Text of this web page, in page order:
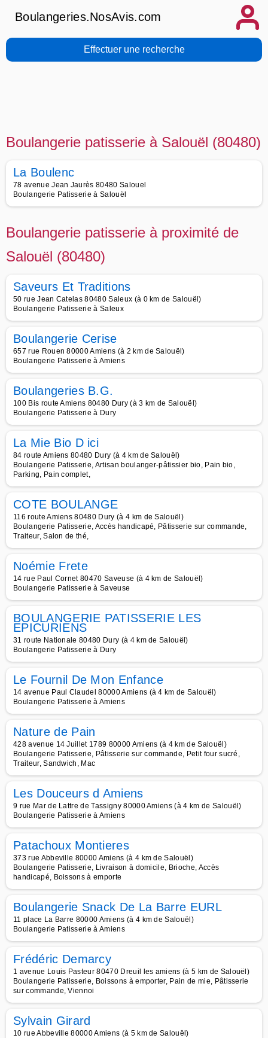
Boulangeries.NosAvis.com
Effectuer une recherche
Boulangerie patisserie à Salouël (80480)
La Boulenc
78 avenue Jean Jaurès 80480 Salouel
Boulangerie Patisserie à Salouël
Boulangerie patisserie à proximité de
Salouël (80480)
Saveurs Et Traditions
50 rue Jean Catelas 80480 Saleux (à 0 km de Salouël)
Boulangerie Patisserie à Saleux
Boulangerie Cerise
657 rue Rouen 80000 Amiens (à 2 km de Salouël)
Boulangerie Patisserie à Amiens
Boulangeries B.G.
100 Bis route Amiens 80480 Dury (à 3 km de Salouël)
Boulangerie Patisserie à Dury
La Mie Bio D ici
84 route Amiens 80480 Dury (à 4 km de Salouël)
Boulangerie Patisserie, Artisan boulanger-pâtissier bio, Pain bio,
Parking, Pain complet,
COTE BOULANGE
116 route Amiens 80480 Dury (à 4 km de Salouël)
Boulangerie Patisserie, Accès handicapé, Pâtisserie sur commande,
Traiteur, Salon de thé,
Noémie Frete
14 rue Paul Cornet 80470 Saveuse (à 4 km de Salouël)
Boulangerie Patisserie à Saveuse
BOULANGERIE PATISSERIE LES
EPICURIENS
31 route Nationale 80480 Dury (à 4 km de Salouël)
Boulangerie Patisserie à Dury
Le Fournil De Mon Enfance
14 avenue Paul Claudel 80000 Amiens (à 4 km de Salouël)
Boulangerie Patisserie à Amiens
Nature de Pain
428 avenue 14 Juillet 1789 80000 Amiens (à 4 km de Salouël)
Boulangerie Patisserie, Pâtisserie sur commande, Petit four sucré,
Traiteur, Sandwich, Mac
Les Douceurs d Amiens
9 rue Mar de Lattre de Tassigny 80000 Amiens (à 4 km de Salouël)
Boulangerie Patisserie à Amiens
Patachoux Montieres
373 rue Abbeville 80000 Amiens (à 4 km de Salouël)
Boulangerie Patisserie, Livraison à domicile, Brioche, Accès
handicapé, Boissons à emporte
Boulangerie Snack De La Barre EURL
11 place La Barre 80000 Amiens (à 4 km de Salouël)
Boulangerie Patisserie à Amiens
Frédéric Demarcy
1 avenue Louis Pasteur 80470 Dreuil les amiens (à 5 km de Salouël)
Boulangerie Patisserie, Boissons à emporter, Pain de mie, Pâtisserie
sur commande, Viennoi
Sylvain Girard
10 rue Abbeville 80000 Amiens (à 5 km de Salouël)